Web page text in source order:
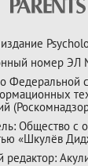
номер
Федеральной
Общество с
«Шкулёв
редактор: